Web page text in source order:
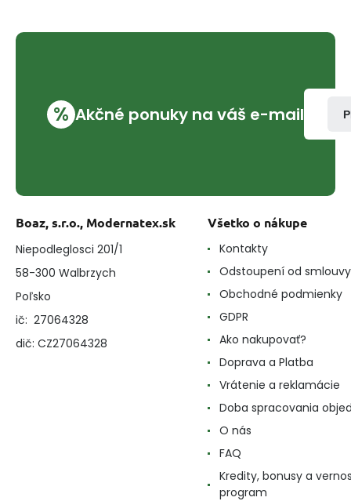
% Akčné ponuky na váš e-mail
Boaz, s.r.o., Modernatex.sk
Niepodleglosci 201/1
58-300 Walbrzych
Poľsko
ič: 27064328
dič: CZ27064328
Všetko o nákupe
Kontakty
Odstoupení od smlouvy
Obchodné podmienky
GDPR
Ako nakupovať?
Doprava a Platba
Vrátenie a reklamácie
Doba spracovania
O nás
FAQ
Kredity, bonusy a
program